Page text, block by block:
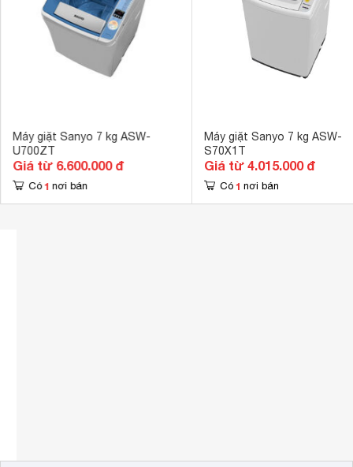
Kích thước 968 x 567 x
Khối lượng
Máy giặt Sanyo 7 kg ASW-
U700ZT
Giá từ 6.600.000 đ
Có 1 nơi bán
Máy giặt Sanyo 7 kg ASW-
S70X1T
Giá từ 4.015.000 đ
Có 1 nơi bán